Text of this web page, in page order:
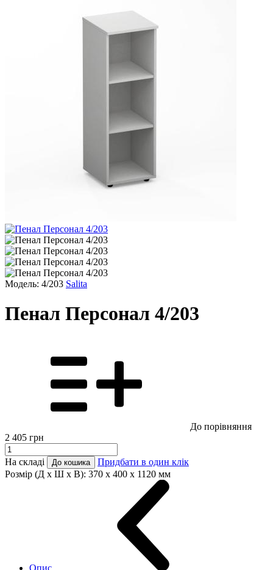
Модель: 4/203 Salita
Пенал Персонал 4/203
До порівняння
2 405 грн
На складі До кошика
Придбати в один клік
Розмір (Д x Ш x В): 370 x 400 x 1120 мм
Опис